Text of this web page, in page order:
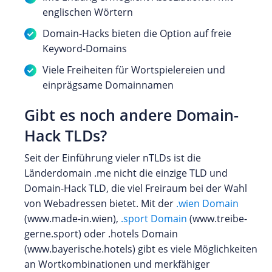
englischen Wörtern
Domain-Hacks bieten die Option auf freie
Keyword-Domains
Viele Freiheiten für Wortspielereien und
einprägsame Domainnamen
Gibt es noch andere Domain-
Hack TLDs?
Seit der Einführung vieler nTLDs ist die
Länderdomain .me nicht die einzige TLD und
Domain-Hack TLD, die viel Freiraum bei der Wahl
von Webadressen bietet. Mit der .wien Domain
(www.made-in.wien), .sport Domain (www.treibe-
gerne.sport) oder .hotels Domain
(www.bayerische.hotels) gibt es viele Möglichkeiten
an Wortkombinationen und merkfähiger